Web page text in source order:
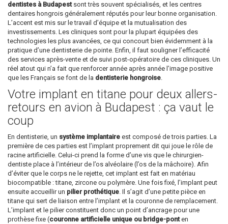
dentistes à Budapestsont très souvent spécialisés, et les centres
dentaires hongrois généralement réputés pour leur bonne organisation.
L’accent est mis sur le travail d’équipe et la mutualisation des
investissements. Les cliniques sont pour la plupart équipées des
technologies les plus avancées, ce qui concourt bien évidemment à la
pratique d’une dentisterie de pointe. Enfin, il faut souligner l’efficacité
des services après-vente et de suivi post-opératoire de ces cliniques. Un
réel atout qui n’a fait que renforcer année après année l’image positive
que les Français se font de la dentisterie hongroise.
Votre implant en titane pour deux allers-
retours en avion à Budapest : ça vaut le
coup
En dentisterie, un système implantaire est composé de trois parties. La
première de ces parties est l’implant proprement dit qui joue le rôle de
racine artificielle. Celui-ci prend la forme d’une vis que le chirurgien-
dentiste place à l’intérieur de l’os alvéolaire (l’os de la mâchoire). Afin
d’éviter que le corps ne le rejette, cet implant est fait en matériau
biocompatible : titane, zircone ou polymère. Une fois fixé, l’implant peut
ensuite accueillir un pilier prothétique. Il s’agit d’une petite pièce en
titane qui sert de liaison entre l’implant et la couronne de remplacement.
L’implant et le pilier constituent donc un point d’ancrage pour une
prothèse fixe (couronne artificielle unique ou bridge-ponten